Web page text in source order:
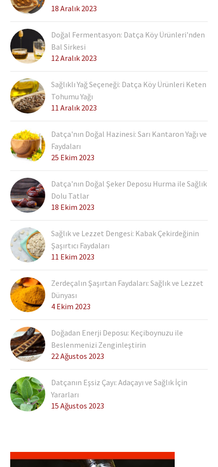
18 Aralık 2023
Doğal Fermentasyon: Datça Köy Ürünleri'nden
Bal Sirkesi
12 Aralık 2023
Sağlıklı Yağ Seçeneği: Datça Köy Ürünleri Keten
Tohumu Yağı
11 Aralık 2023
Datça'nın Doğal Hazinesi: Sarı Kantaron Yağı ve
Faydaları
25 Ekim 2023
Datça'nın Doğal Şeker Deposu Hurma ile Sağlık
Dolu Tatlar
18 Ekim 2023
Sağlık ve Lezzet Dengesi: Kabak Çekirdeğinin
Şaşırtıcı Faydaları
11 Ekim 2023
Zerdeçalın Şaşırtan Faydaları: Sağlık ve Lezzet
Dünyası
4 Ekim 2023
Doğadan Enerji Deposu: Keçiboynuzu ile
Beslenmenizi Zenginleştirin
22 Ağustos 2023
Datçanın Eşsiz Çayı: Adaçayı ve Sağlık İçin
Yararları
15 Ağustos 2023